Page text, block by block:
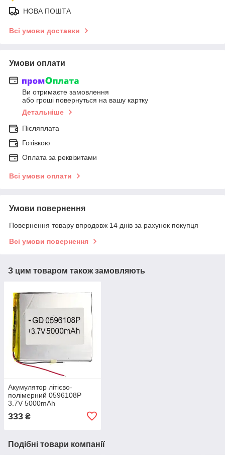
НОВА ПОШТА
Всі умови доставки
Умови оплати
Ви отримаєте замовлення
або гроші повернуться на вашу картку
Детальніше
Післяплата
Готівкою
Оплата за реквізитами
Всі умови оплати
Умови повернення
Повернення товару впродовж 14 днів за рахунок покупця
Всі умови повернення
З цим товаром також замовляють
Акумулятор літієво-
полімерний 0596108P
3.7V 5000mAh
333 ₴
Подібні товари компанії